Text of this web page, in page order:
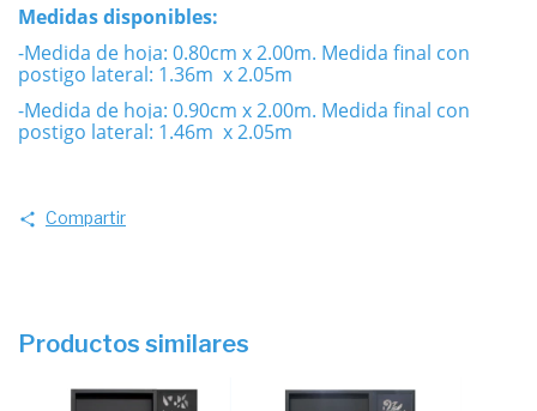
Medidas disponibles:
-Medida de hoja: 0.80cm x 2.00m. Medida final con
postigo lateral: 1.36m x 2.05m
-Medida de hoja: 0.90cm x 2.00m. Medida final con
postigo lateral: 1.46m x 2.05m
Compartir
Productos similares